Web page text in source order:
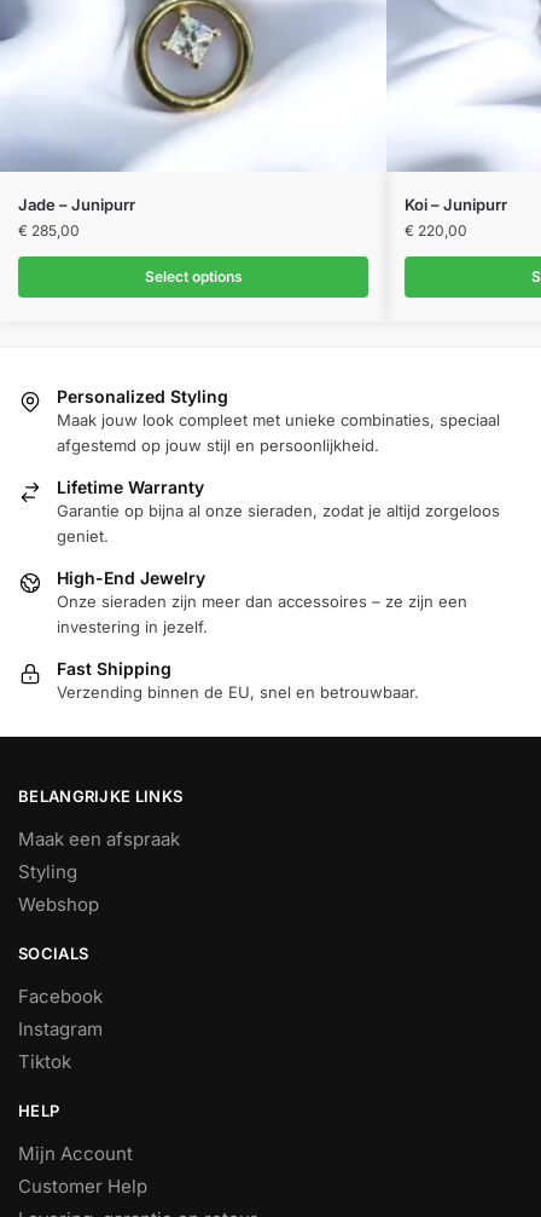
Jade – Junipurr
€ 285,00
Select options
Koi – Junipurr
€ 220,00
Dit
product
heeft
meerdere
gekozen
de
Personalized Styling
Maak jouw look compleet met unieke combinaties, speciaal
afgestemd op jouw stijl en persoonlijkheid.
Lifetime Warranty
Garantie op bijna al onze sieraden, zodat je altijd zorgeloos
geniet.
High-End Jewelry
Onze sieraden zijn meer dan accessoires – ze zijn een
investering in jezelf.
Fast Shipping
Verzending binnen de EU, snel en betrouwbaar.
BELANGRIJKE LINKS
Maak een afspraak
Styling
Webshop
SOCIALS
Facebook
Instagram
Tiktok
HELP
Mijn Account
Customer Help